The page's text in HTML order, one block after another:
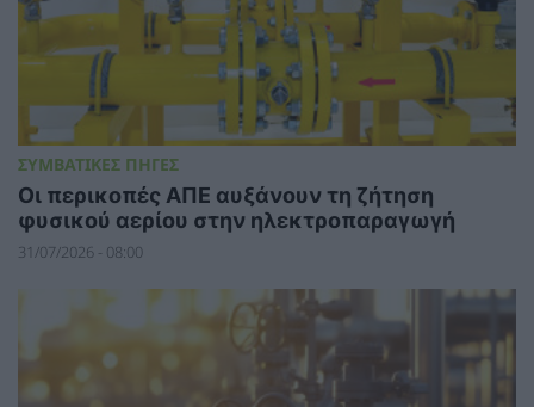
ΣΥΜΒΑΤΙΚΕΣ ΠΗΓΕΣ
Οι περικοπές ΑΠΕ αυξάνουν τη ζήτηση
φυσικού αερίου στην ηλεκτροπαραγωγή
31/07/2026 - 08:00